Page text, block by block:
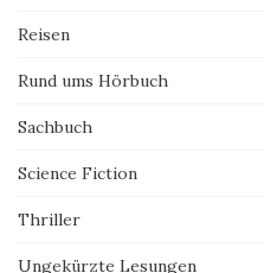
Reisen
Rund ums Hörbuch
Sachbuch
Science Fiction
Thriller
Ungekürzte Lesungen